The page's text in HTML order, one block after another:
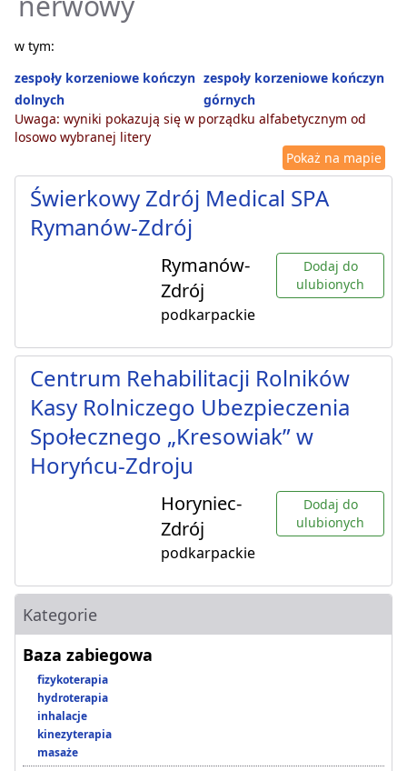
w tym:
zespoły korzeniowe kończyn
dolnych
zespoły korzeniowe kończyn
górnych
Uwaga: wyniki pokazują się w porządku alfabetycznym od
losowo wybranej litery
Pokaż na mapie
Świerkowy Zdrój Medical SPA
Rymanów-Zdrój
Rymanów-
Zdrój
podkarpackie
Dodaj do
ulubionych
Centrum Rehabilitacji Rolników
Kasy Rolniczego Ubezpieczenia
Społecznego „Kresowiak” w
Horyńcu-Zdroju
Horyniec-
Zdrój
podkarpackie
Dodaj do
ulubionych
Kategorie
Baza zabiegowa
fizykoterapia
hydroterapia
inhalacje
kinezyterapia
masaże